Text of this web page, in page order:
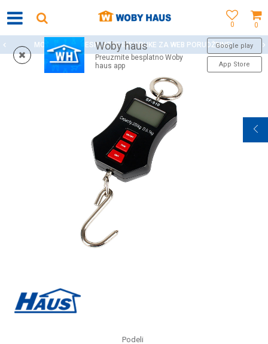
0
0
Woby haus
Preuzmite besplatno Woby
haus app
Google play
App Store
BESPLATNE ISPORUKE ZA WEB PORUDŽBINE!
Podeli